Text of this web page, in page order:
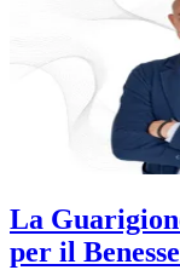
La
per il